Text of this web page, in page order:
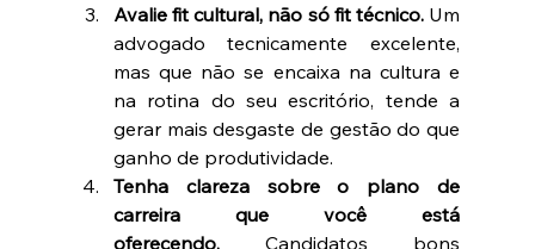
Avalie fit cultural, não só fit técnico. Um
advogado tecnicamente excelente,
mas que não se encaixa na cultura e
na rotina do seu escritório, tende a
gerar mais desgaste de gestão do que
ganho de produtividade.
Tenha clareza sobre o plano de
carreira que você está
oferecendo. Candidatos bons